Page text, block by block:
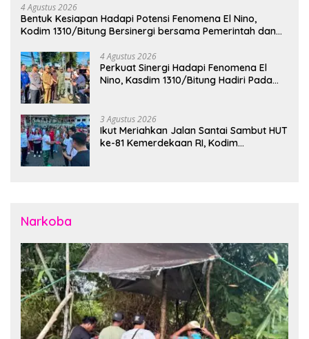
4 Agustus 2026
Bentuk Kesiapan Hadapi Potensi Fenomena El Nino,
Kodim 1310/Bitung Bersinergi bersama Pemerintah dan
Bencana
4 Agustus 2026
Perkuat Sinergi Hadapi Fenomena El
Nino, Kasdim 1310/Bitung Hadiri Pada
3 Agustus 2026
Ikut Meriahkan Jalan Santai Sambut HUT
ke-81 Kemerdekaan RI, Kodim
Narkoba